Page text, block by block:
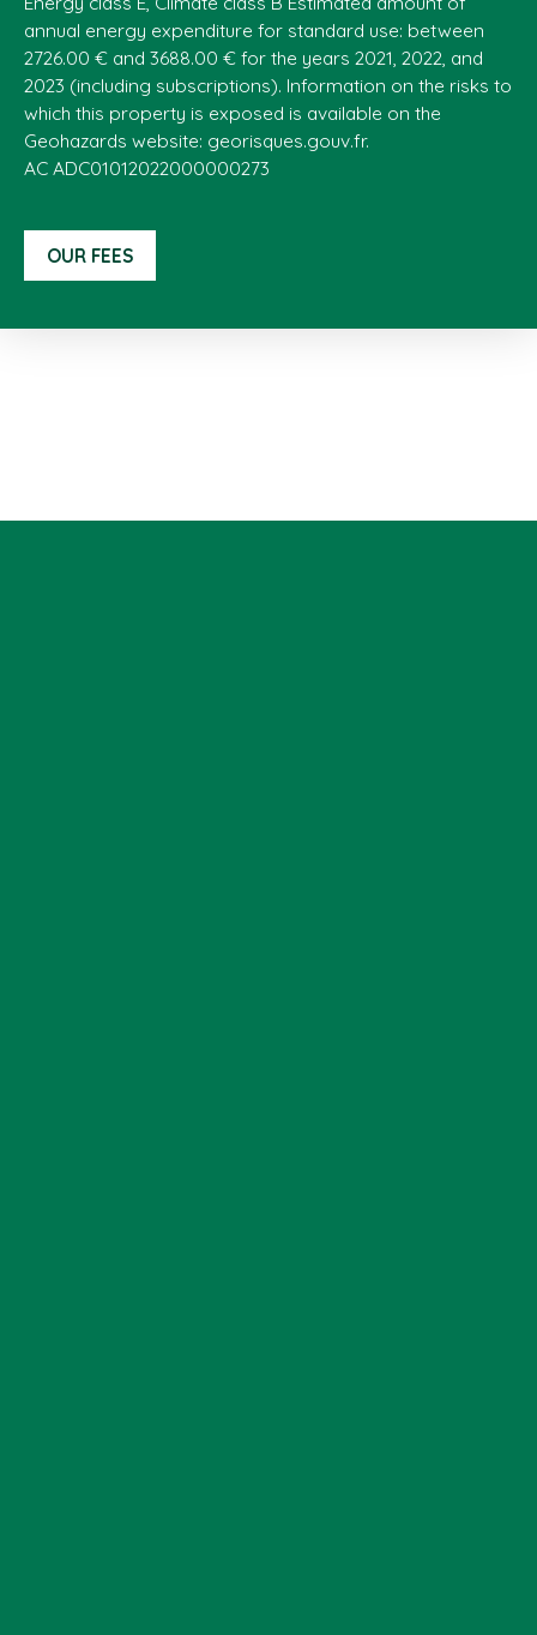
annual energy expenditure for standard use: between
2726.00 € and 3688.00 € for the years 2021, 2022, and
2023 (including subscriptions). Information on the risks to
which this property is exposed is available on the
Geohazards website: georisques.gouv.fr.
AC ADC01012022000000273
OUR FEES